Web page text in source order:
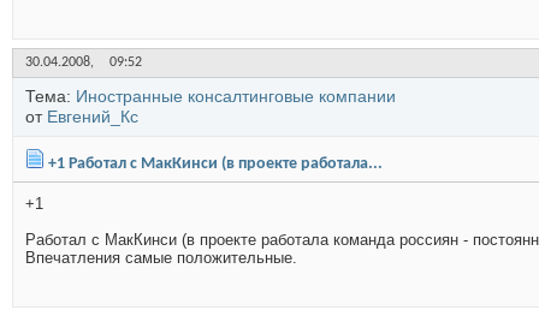
30.04.2008, 09:52
Тема: Иностранные консалтинговые компании
от Евгений_Кс
+1 Работал с МакКинси (в проекте работала...
+1
Работал с МакКинси (в проекте работала команда россиян -
Впечатления самые положительные.